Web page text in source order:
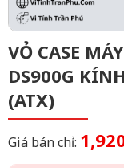
VỎ CASE
DS900G
(ATX)
Giá bán chỉ: